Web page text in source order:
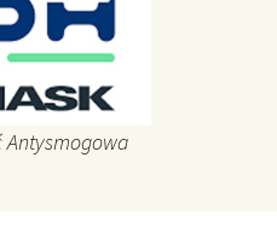
Antysmogowa